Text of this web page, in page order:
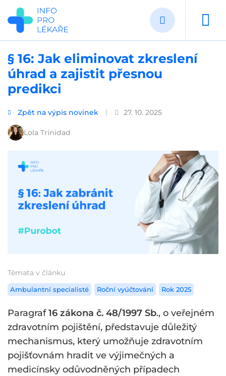
Přejít
hlavnímu
obsahu
§ 16: Jak eliminovat zkreslení
úhrad a zajistit přesnou
predikci
Zpět na výpis novinek 27. 10. 2025
Lola Trinidad
Témata v článku
Ambulantní specialisté Roční vyúčtování Rok 2025
Paragraf16 zákona č. 48/1997 Sb., o veřejném
zdravotním pojištění, představuje důležitý
mechanismus, který umožňuje zdravotním
pojišťovnám hradit ve výjimečných a
medicínsky odůvodněných případech